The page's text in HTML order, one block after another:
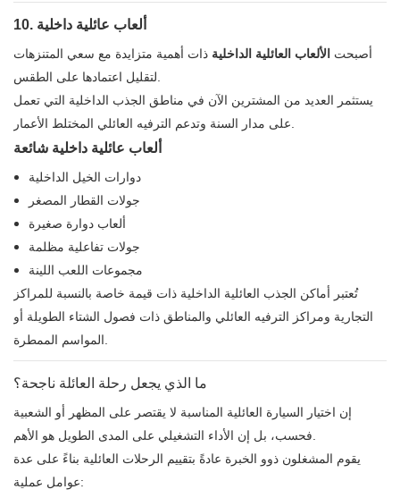
10. ألعاب عائلية داخلية
أصبحت الألعاب العائلية الداخلية ذات أهمية متزايدة مع سعي المتنزهات
لتقليل اعتمادها على الطقس.
يستثمر العديد من المشترين الآن في مناطق الجذب الداخلية التي تعمل
على مدار السنة وتدعم الترفيه العائلي المختلط الأعمار.
ألعاب عائلية داخلية شائعة
دوارات الخيل الداخلية
جولات القطار المصغر
ألعاب دوارة صغيرة
جولات تفاعلية مظلمة
مجموعات اللعب اللينة
تُعتبر أماكن الجذب العائلية الداخلية ذات قيمة خاصة بالنسبة للمراكز
التجارية ومراكز الترفيه العائلي والمناطق ذات فصول الشتاء الطويلة أو
المواسم الممطرة.
ما الذي يجعل رحلة العائلة ناجحة؟
إن اختيار السيارة العائلية المناسبة لا يقتصر على المظهر أو الشعبية
فحسب، بل إن الأداء التشغيلي على المدى الطويل هو الأهم.
يقوم المشغلون ذوو الخبرة عادةً بتقييم الرحلات العائلية بناءً على عدة
عوامل عملية: